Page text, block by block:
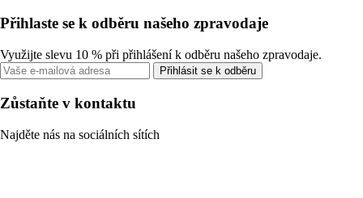
Přihlaste se k odběru našeho zpravodaje
Využijte slevu 10 % při přihlášení k odběru našeho zpravodaje.
Přihlásit se k odběru
Zůstaňte v kontaktu
Najděte nás na sociálních sítích